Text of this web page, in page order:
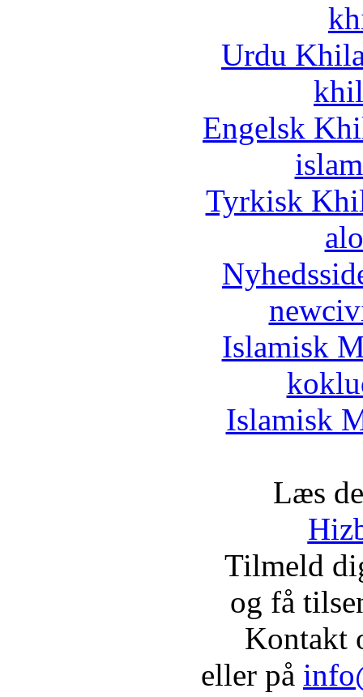
Urdu
Engelsk
Tyrkisk
Islamisk
Islamisk
Læs
Tilmeld
og få
Kontakt
eller på